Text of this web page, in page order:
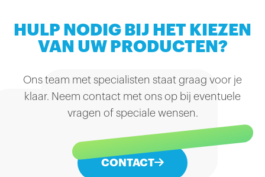
HULP NODIG BIJ HET KIEZEN
VAN UW PRODUCTEN?
Ons team met specialisten staat graag voor je
klaar. Neem contact met ons op bij eventuele
vragen of speciale wensen.
CONTACT